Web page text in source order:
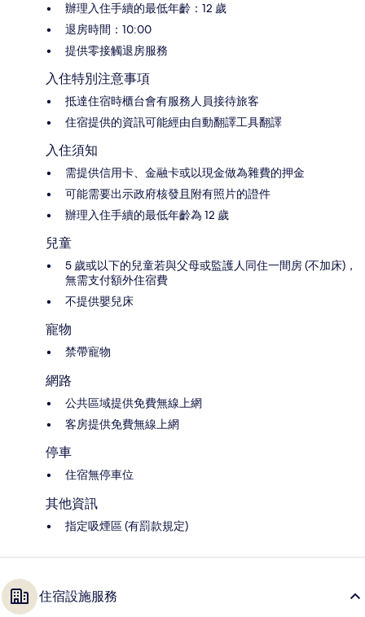
辦理入住手續的最低年齡：12 歲
退房時間：10:00
提供零接觸退房服務
入住特別注意事項
抵達住宿時櫃台會有服務人員接待旅客
住宿提供的資訊可能經由自動翻譯工具翻譯
入住須知
需提供信用卡、金融卡或以現金做為雜費的押金
可能需要出示政府核發且附有照片的證件
辦理入住手續的最低年齡為 12 歲
兒童
5 歲或以下的兒童若與父母或監護人同住一間房 (不加床)，
無需支付額外住宿費
不提供嬰兒床
寵物
禁帶寵物
網路
公共區域提供免費無線上網
客房提供免費無線上網
停車
住宿無停車位
其他資訊
指定吸煙區 (有罰款規定)
住宿設施服務